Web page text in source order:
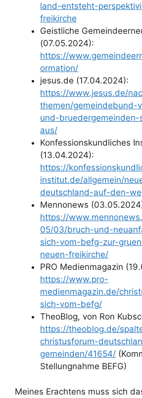
land-entsteht-
freikirche
Geistliche
(07.05.2024):
https://
ormation/
jesus.de (17.04.2024):
https://www.jesus.de/
themen/gemeindebund-
und-
aus/
Konfessionskundliches
(13.04.2024):
https://
institut.de/allgemein/
deutschland-auf-den-
Mennonews
https://
05/03/bruch-und-
sich-vom-befg-zur-
neuen-freikirche/
PRO Medienmagazin
https://www.pro-
medienmagazin.de/
sich-vom-befg/
TheoBlog, von Ron
https://theoblog.de/
christusforum-
gemeinden/41654/
Stellungnahme BEFG)
Meines Erachtens muss sich